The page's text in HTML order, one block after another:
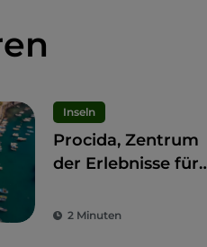
Inseln
Procida, Zentrum
der Erlebnisse für
2 Minuten